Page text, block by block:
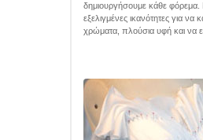
δημιουργήσουμε κάθε φόρεμα.
εξελιγμένες ικανότητες για
χρώματα, πλούσια υφή και να